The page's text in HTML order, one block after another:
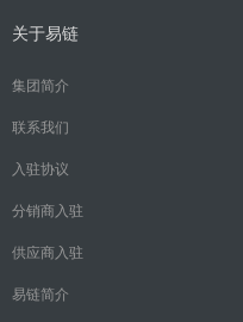
关于易链
集团简介
联系我们
入驻协议
分销商入驻
供应商入驻
易链简介